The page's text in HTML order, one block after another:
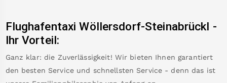
Flughafentaxi Wöllersdorf-Steinabrückl -
Ihr Vorteil:
Ganz klar: die Zuverlässigkeit! Wir bieten Ihnen garantiert
den besten Service und schnellsten Service - denn das ist